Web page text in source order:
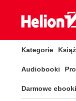
Kategorie
Audiobooki
Darmowe ebooki